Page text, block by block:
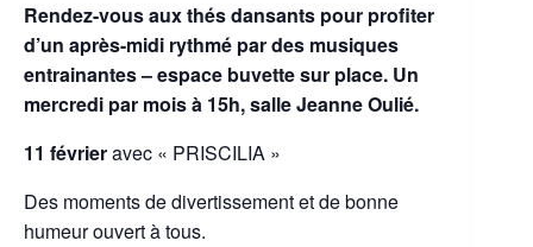
Rendez-vous aux thés dansants pour profiter
d’un après-midi rythmé par des musiques
entrainantes – espace buvette sur place. Un
mercredi par mois à 15h, salle Jeanne Oulié.
11 févrieravec « PRISCILIA »
Des moments de divertissement et de bonne
humeur ouvert à tous.